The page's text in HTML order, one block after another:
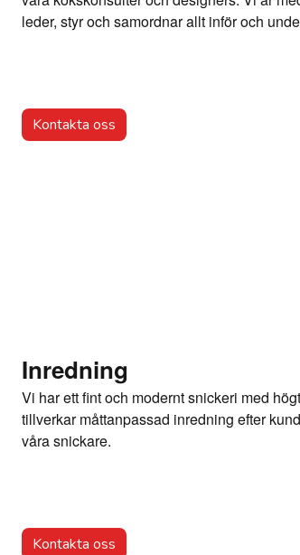
leder, styr och samordnar allt inför och
Kontakta oss
Inredning
Vi har ett fint och modernt snickeri med
tillverkar måttanpassad inredning efter
våra snickare.
Kontakta oss